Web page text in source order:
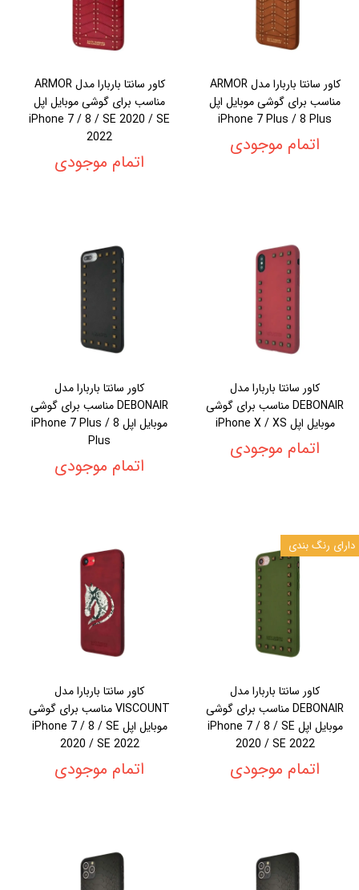
کاور سانتا باربارا مدل ARMOR
مناسب برای گوشی موبایل اپل
iPhone 7 Plus / 8 Plus
اتمام موجودی
کاور سانتا باربارا مدل ARMOR
مناسب برای گوشی موبایل اپل
iPhone 7 / 8 / SE 2020 / SE
2022
اتمام موجودی
کاور سانتا باربارا مدل
DEBONAIR مناسب برای گوشی
موبایل اپل iPhone X / XS
اتمام موجودی
کاور سانتا باربارا مدل
DEBONAIR مناسب برای گوشی
موبایل اپل iPhone 7 Plus / 8
Plus
اتمام موجودی
کاور سانتا باربارا مدل
DEBONAIR مناسب برای گوشی
موبایل اپل iPhone 7 / 8 / SE
2020 / SE 2022
اتمام موجودی
دارای رنگ بندی
کاور سانتا باربارا مدل
VISCOUNT مناسب برای گوشی
موبایل اپل iPhone 7 / 8 / SE
2020 / SE 2022
اتمام موجودی